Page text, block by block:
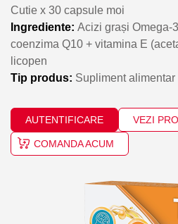
Cutie x 30 capsule moi
Ingrediente: Acizi grași Omega-
coenzima Q10 + vitamina E
licopen
Tip produs: Supliment alimentar
AUTENTIFICARE VEZI
COMANDA ACUM